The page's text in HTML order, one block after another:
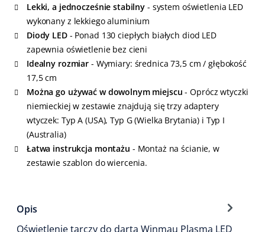
Opis
Oświetlenie tarczy do darta Winmau Plasma LED
Lekki, a jednocześnie stabilny - system oświetlenia LED
wykonany z lekkiego aluminium
Diody LED- Ponad 130 ciepłych białych diod LED
zapewnia oświetlenie bez cieni
Idealny rozmiar - Wymiary: średnica 73,5 cm / głębokość
17,5 cm
Można go używać w dowolnym miejscu - Oprócz wtyczki
niemieckiej w zestawie znajdują się trzy adaptery
wtyczek: Typ A (USA), Typ G (Wielka Brytania) i Typ I
(Australia)
Łatwa instrukcja montażu - Montaż na ścianie, w
zestawie szablon do wiercenia.